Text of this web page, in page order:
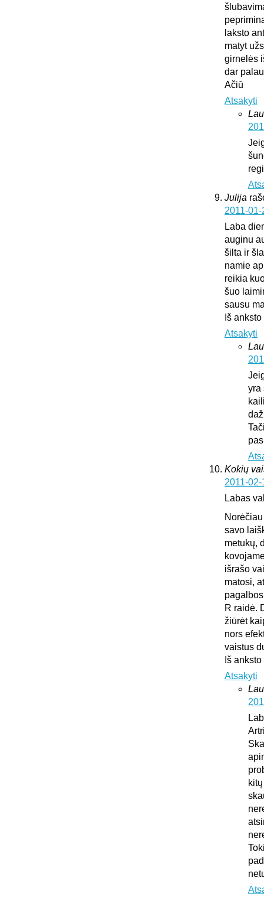
laksto
matyt
girnelės
dar
Ačiū
Atsakyti
Julija
2011-
Laba
auginu
šilta ir
namie
reikia
šuo
sausu
Iš
Atsakyti
yra
Kokių
2011-
Labas
savo
metukų,
išrašo
matosi,
R raidė.
žiūrėt
nors
vaistus
Iš
Atsakyti